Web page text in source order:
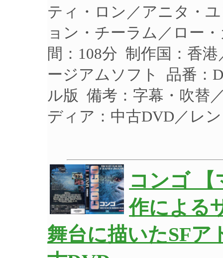
ティ・ロン／アニタ・
ョン・チーラム／ロー
間：108分 制作国：香
ージアムソフト 品番：
ル版 備考：字幕・吹替
ディア：中古DVD／レ
コンゴ
作による
舞台に描いたSFア